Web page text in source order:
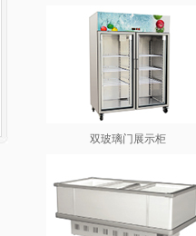
双玻璃门展示柜